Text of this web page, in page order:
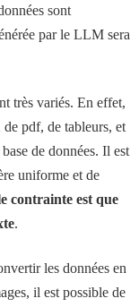
sont
par le LLM sera
très variés. En effet,
pdf, de tableurs, et
de données. Il est
uniforme et de
contrainte est que
.
les données en
il est possible de